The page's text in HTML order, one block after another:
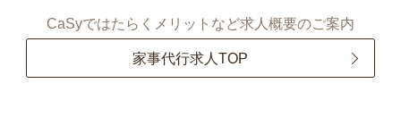
CaSyではたらくメリットなど求人概要のご案内
家事代行求人TOP